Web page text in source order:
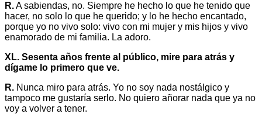
R.A sabiendas, no. Siempre he hecho lo que he tenido que
hacer, no solo lo que he querido; y lo he hecho encantado,
porque yo no vivo solo: vivo con mi mujer y mis hijos y vivo
enamorado de mi familia. La adoro.
XL. Sesenta años frente al público, mire para atrás y
dígame lo primero que ve.
R. Nunca miro para atrás. Yo no soy nada nostálgico y
tampoco me gustaría serlo. No quiero añorar nada que ya no
voy a volver a tener.